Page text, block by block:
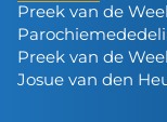
Preek van de
Preek van de
Josue van den